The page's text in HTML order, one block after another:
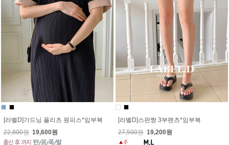
[라벨D]가드닝 플리츠 원피스*임부복
22,800원 19,600원
[라벨D]스판짱 3부팬츠*임부복
27,500원 19,200원